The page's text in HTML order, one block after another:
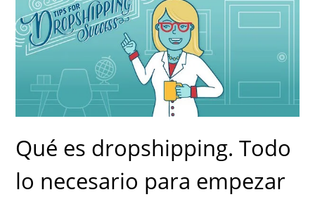
Qué es dropshipping. Todo
lo necesario para empezar